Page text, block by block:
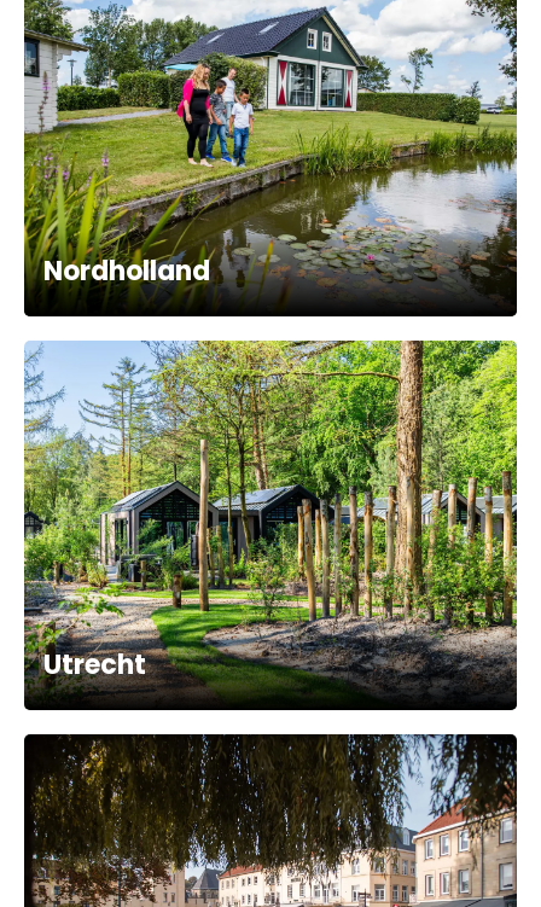
Nordholland
Utrecht